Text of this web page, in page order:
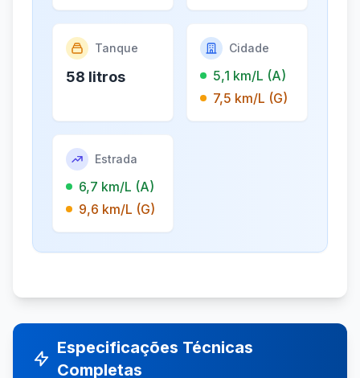
Tanque
58 litros
Cidade
5,1 km/L (A)
7,5 km/L (G)
Estrada
6,7 km/L (A)
9,6 km/L (G)
Especificações Técnicas
Completas